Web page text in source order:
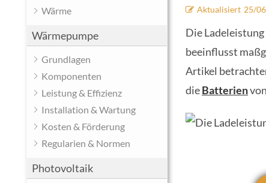
Wärme
Wärmepumpe
Grundlagen
Komponenten
Leistung & Effizienz
Installation & Wartung
Kosten & Förderung
Regularien & Normen
Photovoltaik
Aktualisiert 25/
Die
beeinflusst
Artikel
dieBatterien